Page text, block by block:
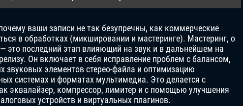
ваши записи не так безупречны, как коммерческие
в обработках (микшировании и мастеринге). Мастеринг, о
это последний этап влияющий на звук и в дальнейшем на
Он включает в себя исправление проблем с балансом,
звуковых элементов стерео-файла и оптимизацию
системах и форматах мультимедиа. Это делается с
эквалайзер, компрессор, лимитер и с помощью улучшения
устройств и виртуальных плагинов.